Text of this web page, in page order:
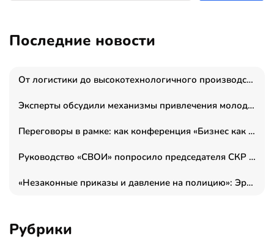
Последние новости
От логистики до высокотехнологичного производства: как основатель “гагаринга” выстраивает экосистему безопасности и гражданских БПЛА
Эксперты обсудили механизмы привлечения молодых специалистов в промышленные города
Переговоры в рамке: как конференция «Бизнес как искусство» переформатирует деловой этикет в стенах ТПП РФ
Руководство «СВОИ» попросило председателя СКР дать правовую оценку обысков в тыловом штабе
«Незаконные приказы и давление на полицию»: Эрнеста Султанова задержали у посольства Израиля во время одиночного пикета
Рубрики